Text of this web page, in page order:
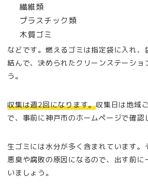
繊維類
プラスチック類
木質ゴミ
などです。燃えるゴミは指定袋に入れ、
結んで、決められたクリーンステーショ
う。
収集は週2回になります。収集日は地域
で、事前に神戸市のホームページで確認
生ゴミには水分が多く含まれています。
悪臭や腐敗の原因になるので、出す前に
いましょう。